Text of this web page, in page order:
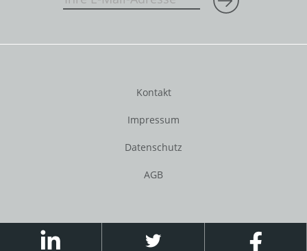
Kontakt
Impressum
Datenschutz
AGB